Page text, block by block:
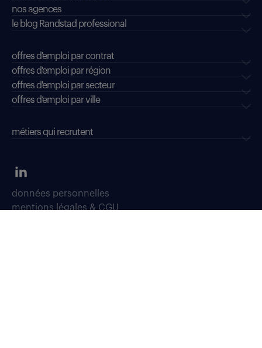
nos agences
le blog Randstad professional
offres d'emploi par contrat
offres d'emploi par région
offres d'emploi par secteur
offres d’emploi par ville
métiers qui recrutent
données personnelles
mentions légales & CGU